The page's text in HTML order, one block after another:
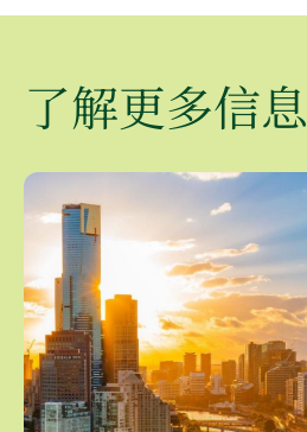
了解更多信息